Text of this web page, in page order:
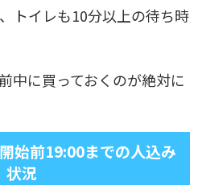
トイレも10分以上の待ち時
中に買っておくのが絶対に
始前19:00までの人込み
状況